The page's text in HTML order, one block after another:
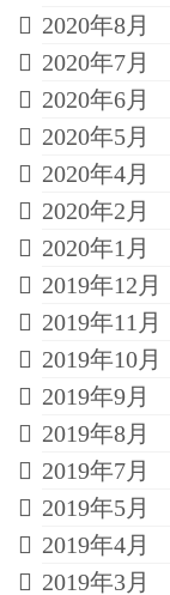
2020年8月
2020年7月
2020年6月
2020年5月
2020年4月
2020年2月
2020年1月
2019年12月
2019年11月
2019年10月
2019年9月
2019年8月
2019年7月
2019年5月
2019年4月
2019年3月